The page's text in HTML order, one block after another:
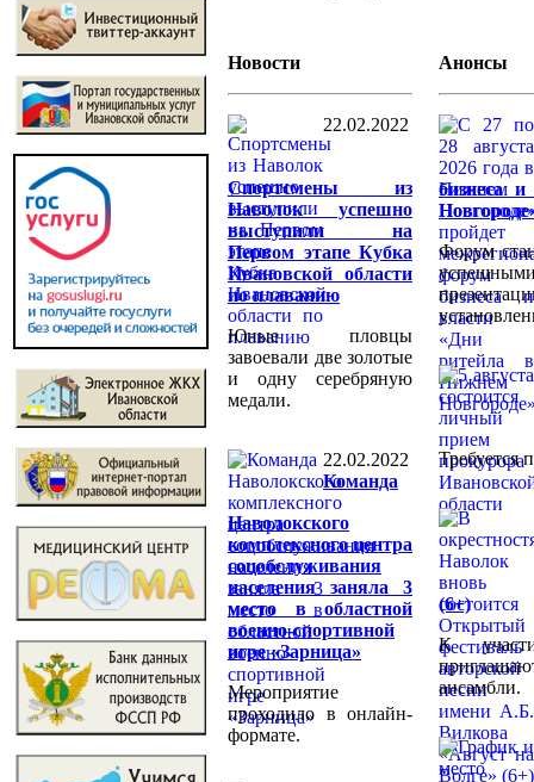
Новости
22.02.2022
Спортсмены из
Наволок успешно
выступили на
Первом этапе Кубка
Ивановской области
по плаванию
Юные пловцы
завоевали две золотые
и одну серебряную
медали.
22.02.2022
Команда
Наволокского
комплексного центра
соцобслуживания
населения заняла 3
место в областной
военно-спортивной
игре «Зарница»
Мероприятие
проходило в онлайн-
формате.
Анонсы
бизнеса
Форум
Требуется
(6+)
К
ансамбли.